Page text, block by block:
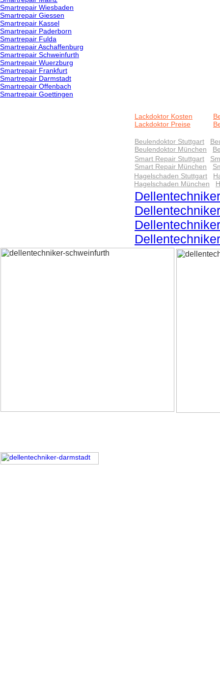
Smartrepair Wiesbaden
Smartrepair Giessen
Smartrepair Kassel
Smartrepair Paderborn
Smartrepair Fulda
Smartrepair Aschaffenburg
Smartrepair Schweinfurth
Smartrepair Wuerzburg
Smartrepair Frankfurt
Smartrepair Darmstadt
Smartrepair Offenbach
Smartrepair Goettingen
Lackdoktor Kosten
Lackdoktor Preise
Beulendoktor Stuttgart
Beulendoktor München
Smart Repair Stuttgart
Smart Repair München
Hagelschaden Stuttgart
Hagelschaden München